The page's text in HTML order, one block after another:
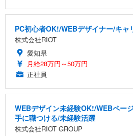
PC初心者OK!/WEBデザイナー/キャ
株式会社RIOT
愛知県
月給28万円～50万円
正社員
WEBデザイン未経験OK!/WEBペー
手に職つける/未経験活躍
株式会社RIOT GROUP